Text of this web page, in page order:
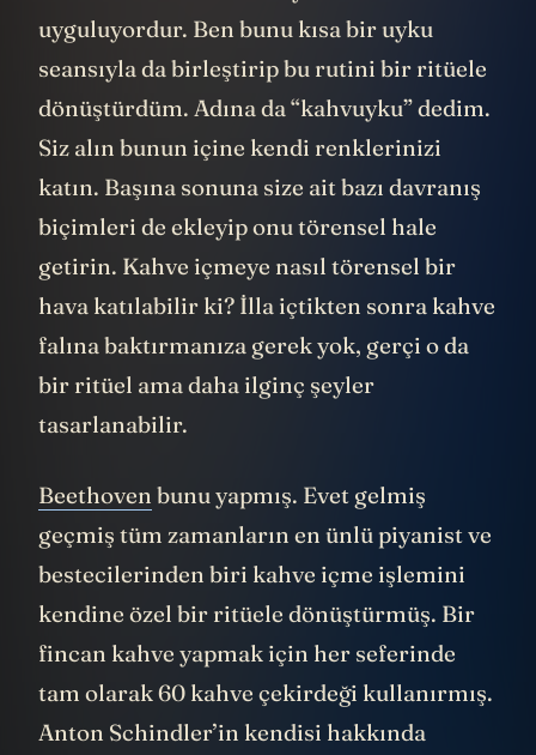
uyguluyordur. Ben bunu kısa bir uyku
seansıyla da birleştirip bu rutini bir ritüele
dönüştürdüm. Adına da “kahvuyku” dedim.
Siz alın bunun içine kendi renklerinizi
katın. Başına sonuna size ait bazı davranış
biçimleri de ekleyip onu törensel hale
getirin. Kahve içmeye nasıl törensel bir
hava katılabilir ki? İlla içtikten sonra kahve
falına baktırmanıza gerek yok, gerçi o da
bir ritüel ama daha ilginç şeyler
tasarlanabilir.
Beethoven bunu yapmış. Evet gelmiş
geçmiş tüm zamanların en ünlü piyanist ve
bestecilerinden biri kahve içme işlemini
kendine özel bir ritüele dönüştürmüş. Bir
fincan kahve yapmak için her seferinde
tam olarak 60 kahve çekirdeği kullanırmış.
Anton Schindler’in kendisi hakkında